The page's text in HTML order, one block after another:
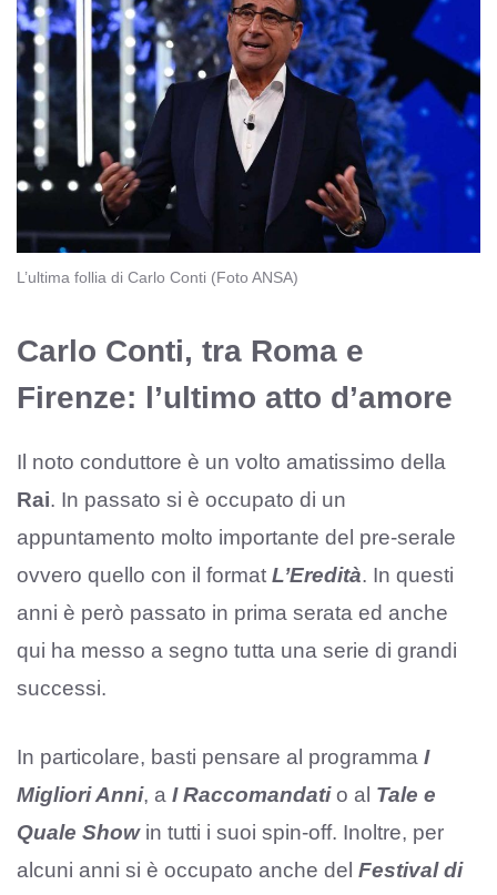
L’ultima follia di Carlo Conti (Foto ANSA)
Carlo Conti, tra Roma e
Firenze: l’ultimo atto d’amore
Il noto conduttore è un volto amatissimo della
Rai. In passato si è occupato di un
appuntamento molto importante del pre-serale
ovvero quello con il format L’Eredità. In questi
anni è però passato in prima serata ed anche
qui ha messo a segno tutta una serie di grandi
successi.
In particolare, basti pensare al programma I
Migliori Anni, a I Raccomandatio al Tale e
Quale Showin tutti i suoi spin-off. Inoltre, per
alcuni anni si è occupato anche del Festival di